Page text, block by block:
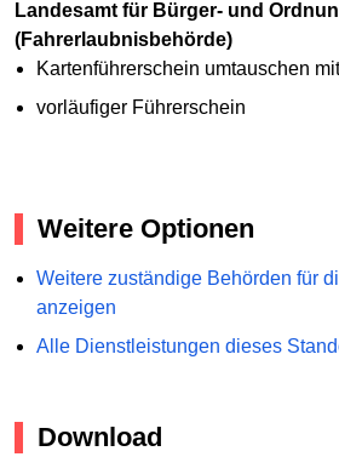
Landesamt für Bürger- und
(Fahrerlaubnisbehörde)
Kartenführerschein umtauschen
vorläufiger Führerschein
Weitere Optionen
Weitere zuständige Behörden für
anzeigen
Alle Dienstleistungen dieses
Download